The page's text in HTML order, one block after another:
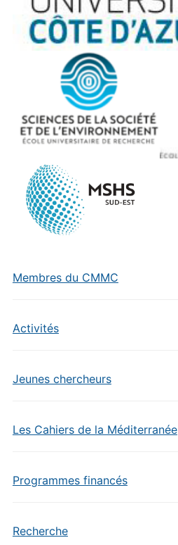
Membres du CMMC
Activités
Jeunes chercheurs
Les Cahiers de la Méditerranée
Programmes financés
Recherche